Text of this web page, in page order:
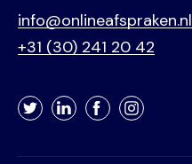
info@onlineafspraken.nl
+31 (30) 241 20 42
TwitterLinkedInFacebookInstagram